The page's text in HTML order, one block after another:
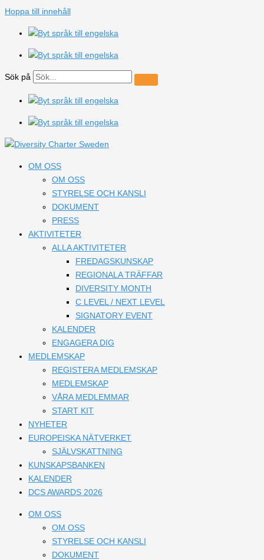
Hoppa till innehåll
Sök på
OM OSS
OM OSS
STYRELSE OCH KANSLI
DOKUMENT
PRESS
AKTIVITETER
ALLA AKTIVITETER
FREDAGSKUNSKAP
REGIONALA TRÄFFAR
DIVERSITY MONTH
C LEVEL / NEXT LEVEL
SIGNATORY EVENT
KALENDER
ENGAGERA DIG
MEDLEMSKAP
REGISTERA MEDLEMSKAP
MEDLEMSKAP
VÅRA MEDLEMMAR
START KIT
NYHETER
EUROPEISKA NÄTVERKET
SJÄLVSKATTNING
KUNSKAPSBANKEN
KALENDER
DCS AWARDS 2026
OM OSS
OM OSS
STYRELSE OCH KANSLI
DOKUMENT